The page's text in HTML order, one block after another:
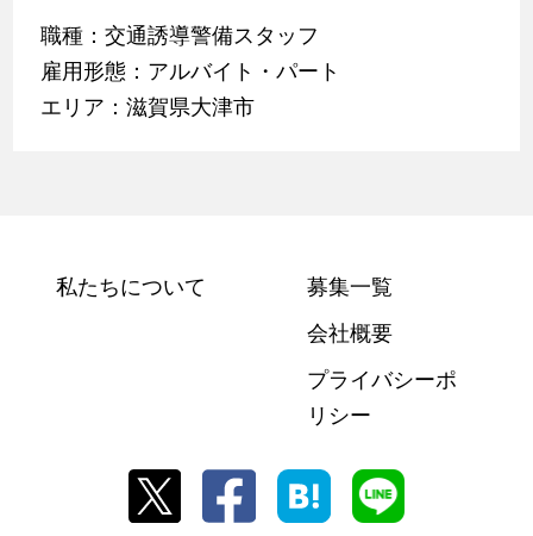
職種：交通誘導警備スタッフ
雇用形態：アルバイト・パート
エリア：滋賀県大津市
私たちについて
募集一覧
会社概要
プライバシーポ
リシー